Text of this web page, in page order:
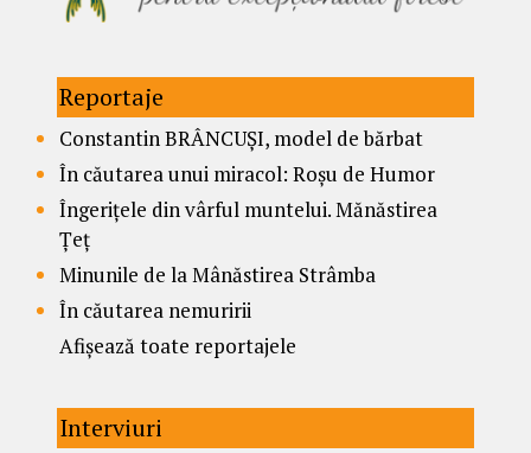
Reportaje
Constantin BRÂNCUȘI, model de bărbat
În căutarea unui miracol: Roșu de Humor
Îngerițele din vârful muntelui. Mănăstirea
Țeț
Minunile de la Mânăstirea Strâmba
În căutarea nemuririi
Afișează toate reportajele
Interviuri